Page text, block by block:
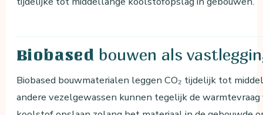
Biobased bouwen als
Biobased bouwmaterialen leggen CO₂ tijdelijk tot
andere vezelgewassen kunnen tegelijk de